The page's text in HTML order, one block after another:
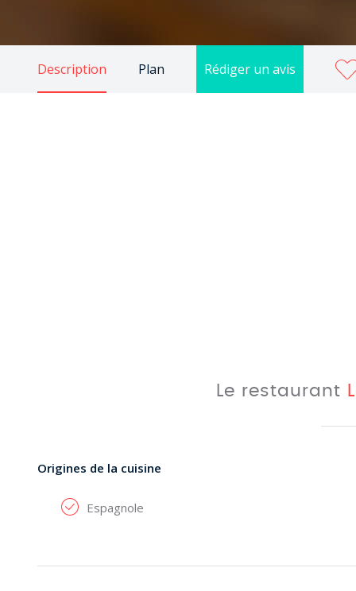
Description Plan Rédiger un avis
Le restaurant
Origines de la cuisine
Espagnole